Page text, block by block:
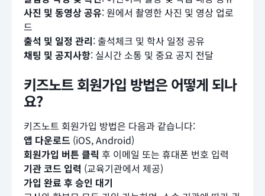
사진 및 동영상 공유: 원에서 촬영한 사진 및 영상 업로
드
출석 및 일정 관리: 출석체크 및 학사 일정 공유
채팅 및 공지사항: 실시간 소통 및 중요 공지 전달
키즈노트 회원가입 방법은 어떻게 되나
요?
키즈노트 회원가입 방법은 다음과 같습니다:
앱 다운로드 (iOS, Android)
회원가입 버튼 클릭 후 이메일 또는 휴대폰 번호 입력
기관 코드 입력 (교육기관에서 제공)
가입 완료 후 승인 대기